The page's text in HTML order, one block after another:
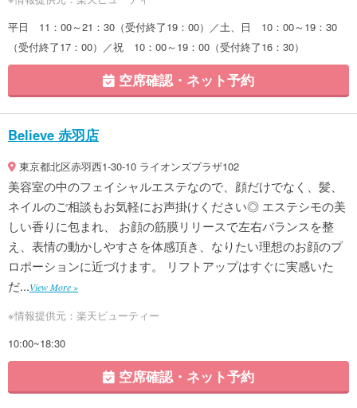
平日 11：00～21：30（受付終了19：00）／土、日 10：00～19：30
（受付終了17：00）／祝 10：00～19：00（受付終了16：30）
空席確認・ネット予約
Believe 赤羽店
東京都北区赤羽西1-30-10 ライオンズプラザ102
美容室の中のフェイシャルエステなので、顔だけでなく、髪、
ネイルのご相談もお気軽にお声掛けください◎ エステシモの美
しい香りに包まれ、 お顔の筋膜リリースで左右バランスを整
え、表情の動かしやすさを体感頂き、なりたい理想のお顔のプ
ロポーションに近づけます。 リフトアップはすぐに実感いた
だ...View More »
※情報提供元：楽天ビューティー
10:00~18:30
空席確認・ネット予約